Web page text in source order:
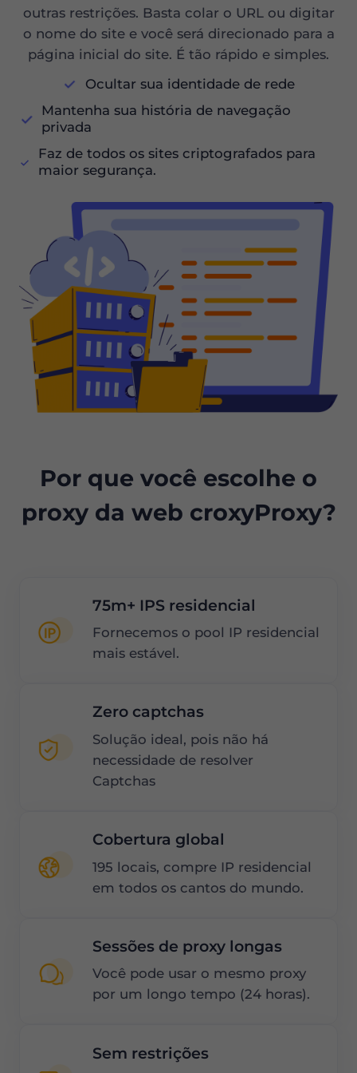
outras restrições. Basta colar o URL ou digitar
o nome do site e você será direcionado para a
página inicial do site. É tão rápido e simples.
Ocultar sua identidade de rede
Mantenha sua história de navegação
privada
Faz de todos os sites criptografados para
maior segurança.
Por que você escolhe o
proxy da web croxyProxy?
75m+ IPS residencial
Fornecemos o pool IP residencial
mais estável.
Zero captchas
Solução ideal, pois não há
necessidade de resolver
Captchas
Cobertura global
195 locais, compre IP residencial
em todos os cantos do mundo.
Sessões de proxy longas
Você pode usar o mesmo proxy
por um longo tempo (24 horas).
Sem restrições